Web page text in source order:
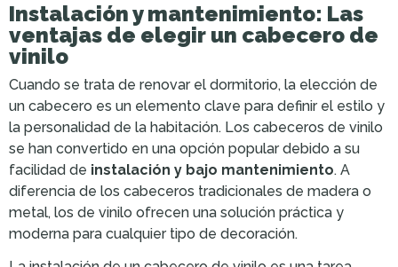
Instalación y mantenimiento: Las
ventajas de elegir un cabecero de
vinilo
Cuando se trata de renovar el dormitorio, la elección de
un cabecero es un elemento clave para definir el estilo y
la personalidad de la habitación. Los cabeceros de vinilo
se han convertido en una opción popular debido a su
facilidad de instalación y bajo mantenimiento. A
diferencia de los cabeceros tradicionales de madera o
metal, los de vinilo ofrecen una solución práctica y
moderna para cualquier tipo de decoración.